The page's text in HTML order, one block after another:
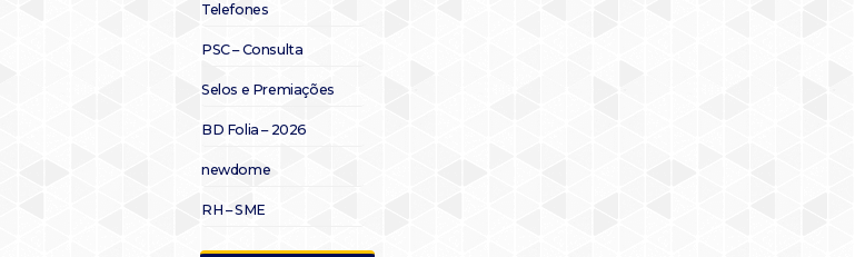
Telefones
PSC – Consulta
Selos e Premiações
BD Folia – 2026
newdome
RH – SME